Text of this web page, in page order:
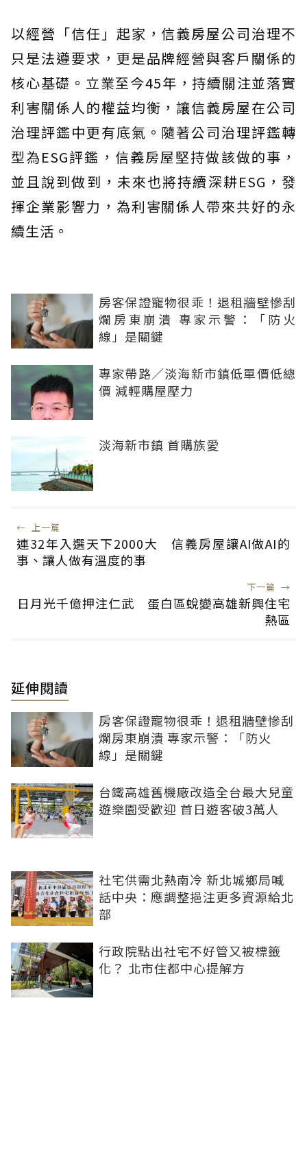
以經營「信任」起家，信義房屋公司治理不
只是法遵要求，更是品牌經營與客戶關係的
核心基礎。立業至今45年，持續關注並落實
利害關係人的權益均衡，讓信義房屋在公司
治理評鑑中更有底氣。隨著公司治理評鑑轉
型為ESG評鑑，信義房屋堅持做該做的事，
並且說到做到，未來也將持續深耕ESG，發
揮企業影響力，為利害關係人帶來共好的永
續生活。
房客保證寵物很乖！退租牆壁慘刮
爛房東崩潰 專家示警：「防火
線」是關鍵
專家帶路／淡海新市鎮低單價低總
價 減輕購屋壓力
淡海新市鎮 首購族愛
← 上一篇
連32年入選天下2000大 信義房屋讓AI做AI的
事、讓人做有溫度的事
下一篇 →
日月光千億押注仁武 蛋白區蛻變高雄新興住宅
熱區
延伸閱讀
房客保證寵物很乖！退租牆壁慘刮
爛房東崩潰 專家示警：「防火
線」是關鍵
台鐵高雄舊機廠改造全台最大兒童
遊樂園受歡迎 首日遊客破3萬人
社宅供需北熱南冷 新北城鄉局喊
話中央：應調整挹注更多資源給北
部
行政院點出社宅不好管又被標籤
化？ 北市住都中心提解方